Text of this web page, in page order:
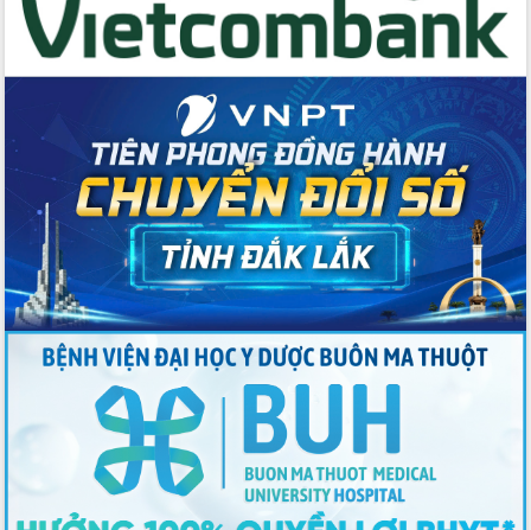
du khách thông qua Hệ thống cơ sở dữ
liệu và Bản đồ số
Tập huấn ứng dụng trí tuệ nhân tạo (AI)
Đoàn đại biểu Quốc hội tỉnh Đắk Lắk
trao đổi thông tin trước Kỳ họp thứ
nhất, Quốc hội khóa XVI
Quyết liệt cải cách hành chính, khơi
thông nguồn lực phát triển
Nâng cao hiệu lực, hiệu quả HĐND
tỉnh thông qua hiện đại hóa hành chính
Xã Ea Phê gắn cải cách hành chính với
chuyển đổi số
Phó Chủ tịch Thường trực UBND tỉnh
Hồ Thị Nguyên Thảo làm việc tại Trung
tâm Phục vụ hành chính công xã Ea
Phê
Xây dựng nền hành chính số đồng
hành cùng nông dân dân, doanh nghiệp